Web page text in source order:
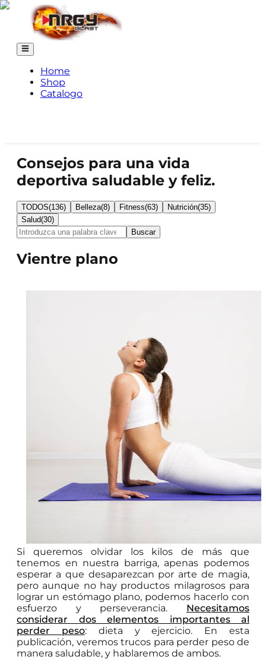
Home
Shop
Catalogo
Consejos para una vida
deportiva saludable y feliz.
TODOS(136) Belleza(8) Fitness(63) Nutrición(35)
Salud(30)
Buscar
Vientre plano
Si queremos olvidar los kilos de más que
tenemos en nuestra barriga, apenas podemos
esperar a que desaparezcan por arte de magia,
pero aunque no hay productos milagrosos para
lograr un estómago plano, podemos hacerlo con
esfuerzo y perseverancia. Necesitamos
considerar dos elementos importantes al
perder peso: dieta y ejercicio. En esta
publicación, veremos trucos para perder peso de
manera saludable, y hablaremos de ambos.